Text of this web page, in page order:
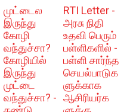
முட்டைல
இருந்து
கோழி
வந்துச்சா?
கோழியில்
இருந்து
முட்டை
வந்துச்சா? -
RTI Letter -
அரசு நிதி
உதவி பெரும்
பள்ளிகளில் -
பள்ளி சார்ந்த
செயல்பாடுக
ளுக்காக
ஆசிரியர்க